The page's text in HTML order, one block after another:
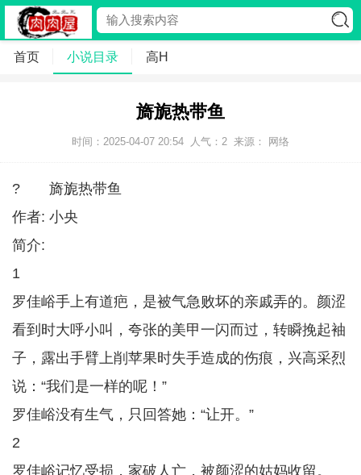
首页 小说目录 高H
旖旎热带鱼
时间：2025-04-07 20:54 人气： 2 来源： 网络
? 旖旎热带鱼
作者: 小央
简介:
1
罗佳峪手上有道疤，是被气急败坏的亲戚弄的。颜涩
看到时大呼小叫，夸张的美甲一闪而过，转瞬挽起袖
子，露出手臂上削苹果时失手造成的伤痕，兴高采烈
说：“我们是一样的呢！”
罗佳峪没有生气，只回答她：“让开。”
2
罗佳峪记忆受损，家破人亡，被颜涩的姑妈收留。